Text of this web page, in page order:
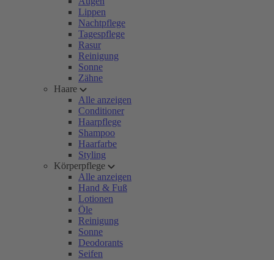
Lippen
Nachtpflege
Tagespflege
Rasur
Reinigung
Sonne
Zähne
Haare
Alle anzeigen
Conditioner
Haarpflege
Shampoo
Haarfarbe
Styling
Körperpflege
Alle anzeigen
Hand & Fuß
Lotionen
Öle
Reinigung
Sonne
Deodorants
Seifen